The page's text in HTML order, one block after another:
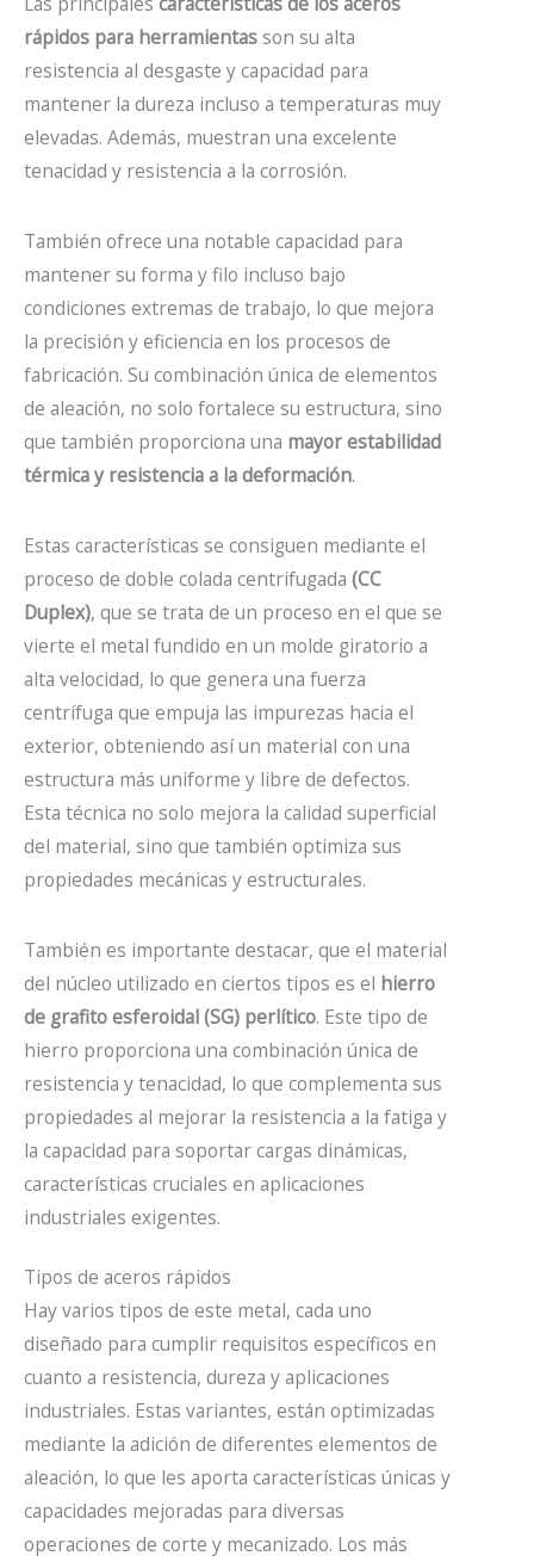
rápidos para herramientasson su alta
resistencia al desgaste y capacidad para
mantener la dureza incluso a temperaturas muy
elevadas. Además, muestran una excelente
tenacidad y resistencia a la corrosión.
También ofrece una notable capacidad para
mantener su forma y filo incluso bajo
condiciones extremas de trabajo, lo que mejora
la precisión y eficiencia en los procesos de
fabricación. Su combinación única de elementos
de aleación, no solo fortalece su estructura, sino
que también proporciona una mayor estabilidad
térmica y resistencia a la deformación.
Estas características se consiguen mediante el
proceso de doble colada centrifugada (CC
Duplex), que se trata de un proceso en el que se
vierte el metal fundido en un molde giratorio a
alta velocidad, lo que genera una fuerza
centrífuga que empuja las impurezas hacia el
exterior, obteniendo así un material con una
estructura más uniforme y libre de defectos.
Esta técnica no solo mejora la calidad superficial
del material, sino que también optimiza sus
propiedades mecánicas y estructurales.
También es importante destacar, que el material
del núcleo utilizado en ciertos tipos es el hierro
de grafito esferoidal (SG) perlítico. Este tipo de
hierro proporciona una combinación única de
resistencia y tenacidad, lo que complementa sus
propiedades al mejorar la resistencia a la fatiga y
la capacidad para soportar cargas dinámicas,
características cruciales en aplicaciones
industriales exigentes.
Tipos de aceros rápidos
Hay varios tipos de este metal, cada uno
diseñado para cumplir requisitos específicos en
cuanto a resistencia, dureza y aplicaciones
industriales. Estas variantes, están optimizadas
mediante la adición de diferentes elementos de
aleación, lo que les aporta características únicas y
capacidades mejoradas para diversas
operaciones de corte y mecanizado. Los más